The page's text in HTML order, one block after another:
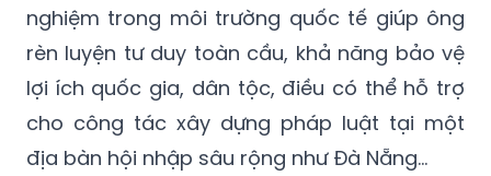
nghiệm trong môi trường quốc tế giúp ông
rèn luyện tư duy toàn cầu, khả năng bảo vệ
lợi ích quốc gia, dân tộc, điều có thể hỗ trợ
cho công tác xây dựng pháp luật tại một
địa bàn hội nhập sâu rộng như Đà Nẵng…